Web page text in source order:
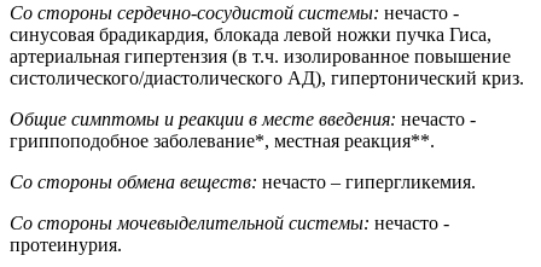
Со стороны сердечно-сосудистой системы: нечасто -
синусовая брадикардия, блокада левой ножки пучка Гиса,
артериальная гипертензия (в т.ч. изолированное повышение
систолического/диастолического АД), гипертонический криз.
Общие симптомы и реакции в месте введения: нечасто -
гриппоподобное заболевание*, местная реакция**.
Со стороны обмена веществ: нечасто – гипергликемия.
Со стороны мочевыделительной системы: нечасто -
протеинурия.